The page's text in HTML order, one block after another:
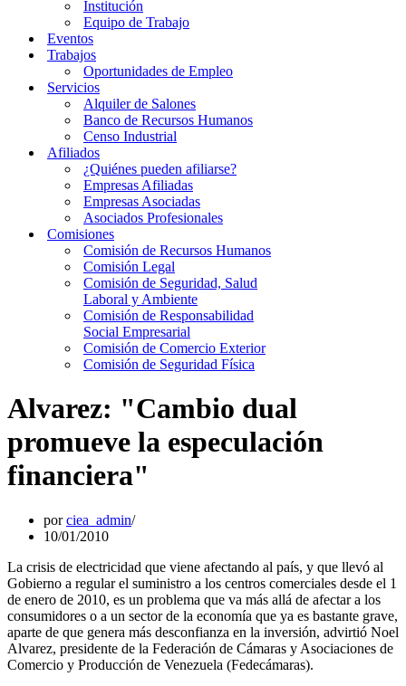
Institución
Equipo de Trabajo
Eventos
Trabajos
Oportunidades de Empleo
Servicios
Alquiler de Salones
Banco de Recursos Humanos
Censo Industrial
Afiliados
¿Quiénes pueden afiliarse?
Empresas Afiliadas
Empresas Asociadas
Asociados Profesionales
Comisiones
Comisión de Recursos Humanos
Comisión Legal
Comisión de Seguridad, Salud
Laboral y Ambiente
Comisión de Responsabilidad
Social Empresarial
Comisión de Comercio Exterior
Comisión de Seguridad Física
Alvarez: "Cambio dual
promueve la especulación
financiera"
porciea_admin
10/01/2010
La crisis de electricidad que viene afectando al país, y que llevó al
Gobierno a regular el suministro a los centros comerciales desde el 1
de enero de 2010, es un problema que va más allá de afectar a los
consumidores o a un sector de la economía que ya es bastante grave,
aparte de que genera más desconfianza en la inversión, advirtió Noel
Alvarez, presidente de la Federación de Cámaras y Asociaciones de
Comercio y Producción de Venezuela (Fedecámaras).